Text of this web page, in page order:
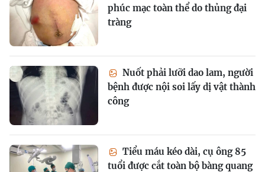
phúc mạc toàn thể do thủng đại
tràng
Nuốt phải lưỡi dao lam, người
bệnh được nội soi lấy dị vật thành
công
Tiểu máu kéo dài, cụ ông 85
tuổi được cắt toàn bộ bàng quang